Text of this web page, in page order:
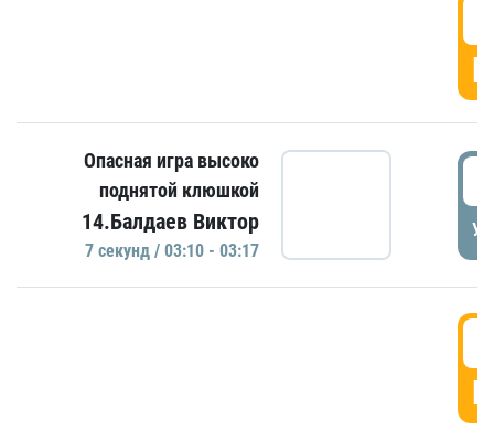
Опасная игра высоко
поднятой клюшкой
14.Балдаев Виктор
7 секунд / 03:10 - 03:17